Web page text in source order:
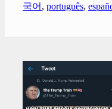
국어 , português,